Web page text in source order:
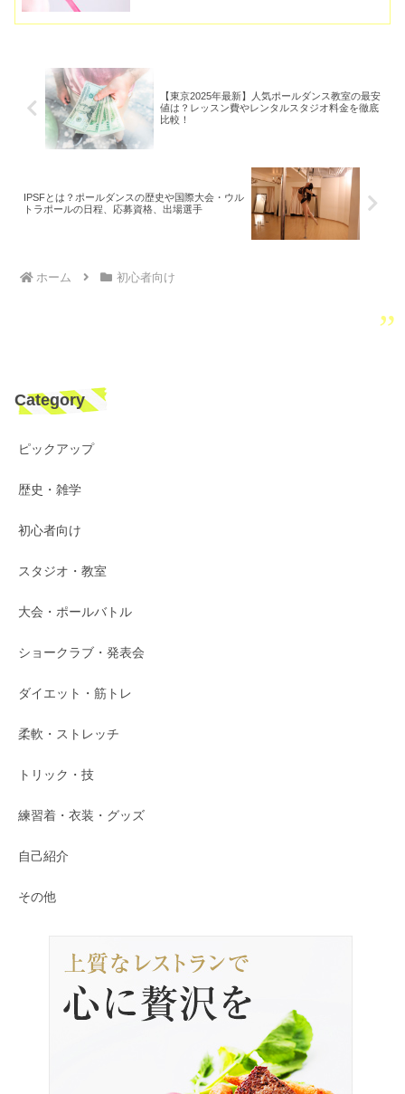
【東京2025年最新】人気ポールダンス教室の最安
値は？レッスン費やレンタルスタジオ料金を徹底
比較！
IPSFとは？ポールダンスの歴史や国際大会・ウル
トラポールの日程、応募資格、出場選手
ホーム 初心者向け
Category
ピックアップ
歴史・雑学
初心者向け
スタジオ・教室
大会・ポールバトル
ショークラブ・発表会
ダイエット・筋トレ
柔軟・ストレッチ
トリック・技
練習着・衣装・グッズ
自己紹介
その他